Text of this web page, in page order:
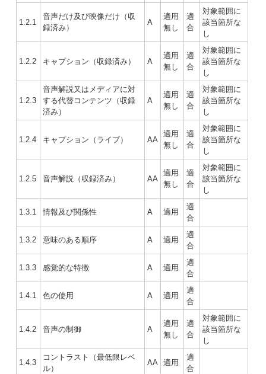
1.2.1
音声だけ及び映像だけ（収
録済み）
A
適用
無し
適
合
対象範囲に
該当箇所な
し
1.2.2 キャプション（収録済み） A
適用
無し
適
合
対象範囲に
該当箇所な
し
1.2.3
音声解説又はメディアに対
する代替コンテンツ（収録
済み）
A
適用
無し
適
合
対象範囲に
該当箇所な
し
1.2.4 キャプション（ライブ） AA
適用
無し
適
合
対象範囲に
該当箇所な
し
1.2.5 音声解説（収録済み） AA
適用
無し
適
合
対象範囲に
該当箇所な
し
1.3.1 情報及び関係性 A 適用
適
合
1.3.2 意味のある順序 A 適用
適
合
1.3.3 感覚的な特徴 A 適用
適
合
1.4.1 色の使用 A 適用
適
合
1.4.2 音声の制御 A
適用
無し
適
合
対象範囲に
該当箇所な
し
1.4.3
コントラスト（最低限レベ
ル）
AA 適用
適
合